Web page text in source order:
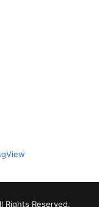
Rights Reserved.